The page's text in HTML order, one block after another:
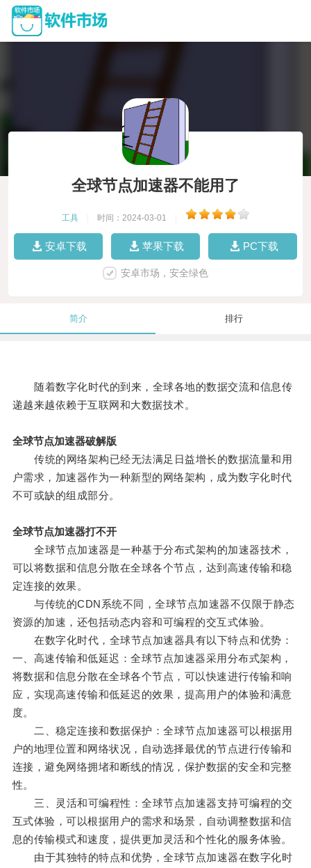
全球节点加速器不能用了
工具 时间：2024-03-01
安卓下载 苹果下载 PC下载
安卓市场，安全绿色
简介 排行
随着数字化时代的到来，全球各地的数据交流和信息传
递越来越依赖于互联网和大数据技术。
全球节点加速器破解版
传统的网络架构已经无法满足日益增长的数据流量和用
户需求，加速器作为一种新型的网络架构，成为数字化时代
不可或缺的组成部分。
全球节点加速器打不开
全球节点加速器是一种基于分布式架构的加速器技术，
可以将数据和信息分散在全球各个节点，达到高速传输和稳
定连接的效果。
与传统的CDN系统不同，全球节点加速器不仅限于静态
资源的加速，还包括动态内容和可编程的交互式体验。
在数字化时代，全球节点加速器具有以下特点和优势：
一、高速传输和低延迟：全球节点加速器采用分布式架构，
将数据和信息分散在全球各个节点，可以快速进行传输和响
应，实现高速传输和低延迟的效果，提高用户的体验和满意
度。
二、稳定连接和数据保护：全球节点加速器可以根据用
户的地理位置和网络状况，自动选择最优的节点进行传输和
连接，避免网络拥堵和断线的情况，保护数据的安全和完整
性。
三、灵活和可编程性：全球节点加速器支持可编程的交
互式体验，可以根据用户的需求和场景，自动调整数据和信
息的传输模式和速度，提供更加灵活和个性化的服务体验。
由于其独特的特点和优势，全球节点加速器在数字化时